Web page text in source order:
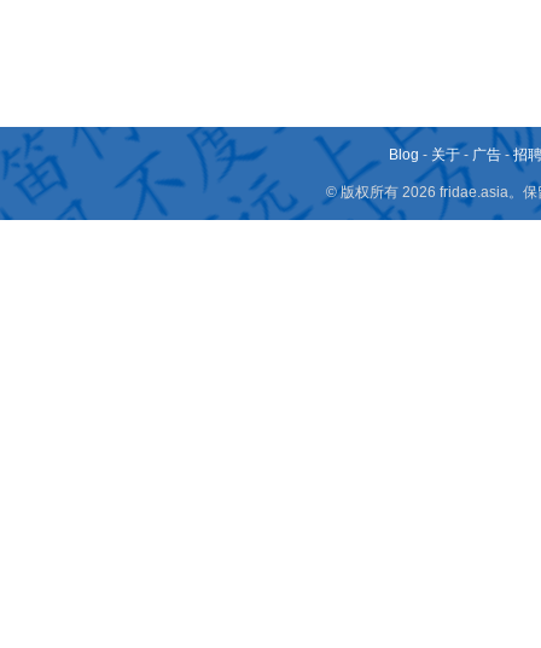
Blog - 关于 - 广告 -招
© 版权所有 2026 fridae.asia。